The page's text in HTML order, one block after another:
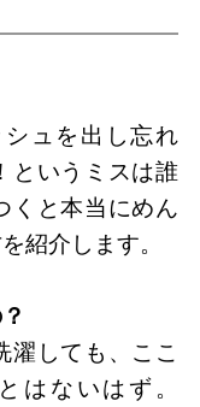
ュを出し忘れ
というミスは誰
くと本当にめん
紹介します。
濯しても、ここ
はないはず。